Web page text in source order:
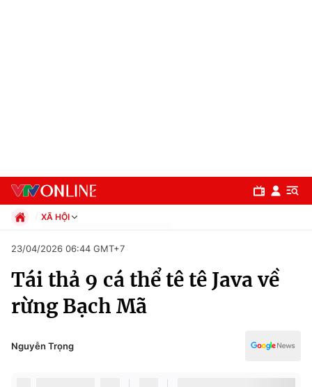
Chuyên mục
Chính trị
Xã hội
XÃ HỘI
Xã hội
Pháp luật
Thể thao
Văn hóa - Giải trí
23/04/2026 06:44 GMT+7
Tái thả 9 cá thể tê tê Java về
rừng Bạch Mã
Nguyễn Trọng